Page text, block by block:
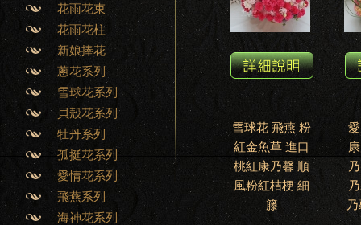
花雨花束
花雨花柱
新娘捧花
蔥花系列
雪球花系列
貝殼花系列
牡丹系列
孤挺花系列
愛情花系列
飛燕系列
海神花系列
雪球花 飛燕 粉
紅金魚草 進口
桃紅康乃馨 順
風粉紅桔梗 細
籐